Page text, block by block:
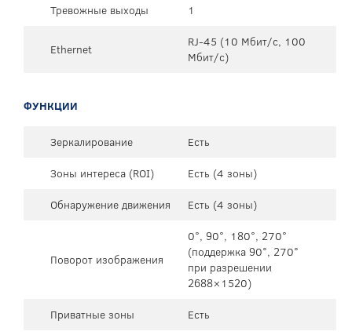
Тревожные выходы
1
Ethernet
RJ-45 (10 Мбит/с, 100
Мбит/с)
ФУНКЦИИ
Зеркалирование
Есть
Зоны интереса (ROI)
Есть (4 зоны)
Обнаружение движения
Есть (4 зоны)
Поворот изображения
0°, 90°, 180°, 270°
(поддержка 90°, 270°
при разрешении
2688×1520)
Приватные зоны
Есть